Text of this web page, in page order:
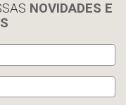
NOVIDADES E